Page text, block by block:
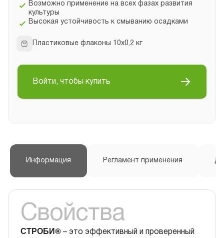
Возможно применение на всех фазах развития
культуры
Высокая устойчивость к смыванию осадками
Пластиковые флаконы 10х0,2 кг
Войти, чтобы купить
Информация Регламент применения
Свойства
СТРОБИ® – это эффективный и проверенный